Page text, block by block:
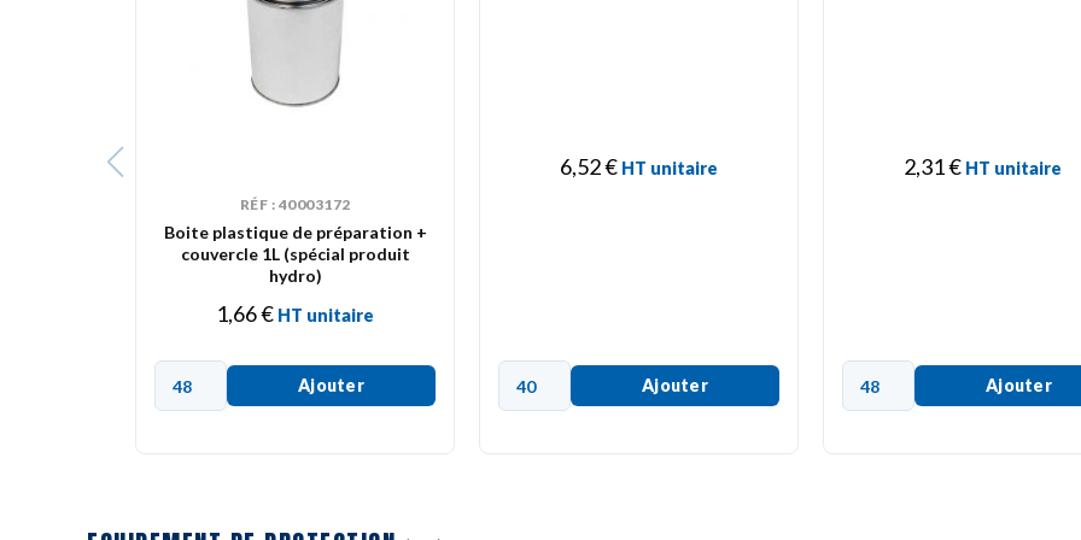
RÉF : 40003172
Boite plastique de préparation +
couvercle 1L (spécial produit
hydro)
1,66€ HT unitaire
Ajouter
6,52€ HT unitaire
Ajouter
2,31€ HT unitaire
Ajouter